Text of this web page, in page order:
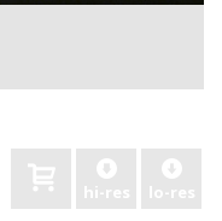
hi-res lo-res